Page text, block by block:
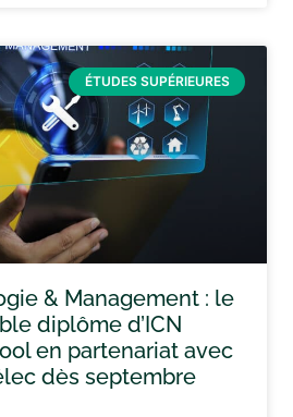
ÉTUDES SUPÉRIEURES
& Management : le
diplôme d’ICN
en partenariat avec
dès septembre